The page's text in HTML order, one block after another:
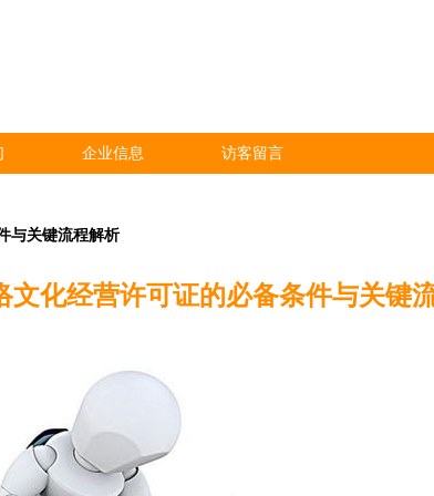
企业信息 访客留言
与关键流程解析
文化经营许可证的必备条件与关键